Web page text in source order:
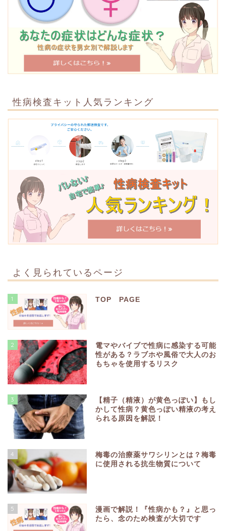
性病検査キット人気ランキング
よく見られているページ
1 TOP PAGE
2
電マやバイブで性病に感染する可能
性がある？ラブホや風俗で大人のお
もちゃを使用するリスク
3
【精子（精液）が黄色っぽい】もし
かして性病？黄色っぽい精液の考え
られる原因を解説！
4
梅毒の治療薬サワシリンとは？梅毒
に使用される抗生物質について
5
漫画で解説！『性病かも？』と思っ
たら、念のため検査が大切です